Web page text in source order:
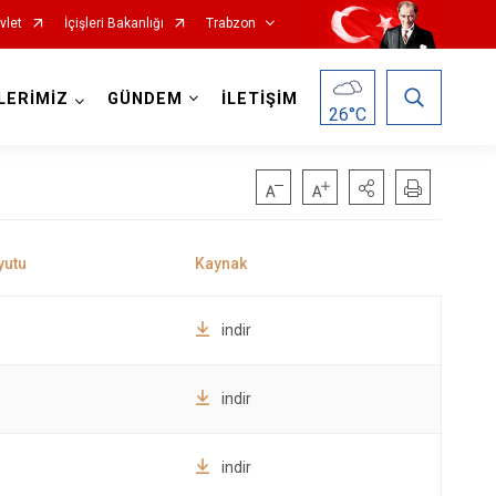
İçişleri Bakanlığı Trabzon
Sürmene
GÜNDEM İLETİŞİM
26°C
indir
indir
indir